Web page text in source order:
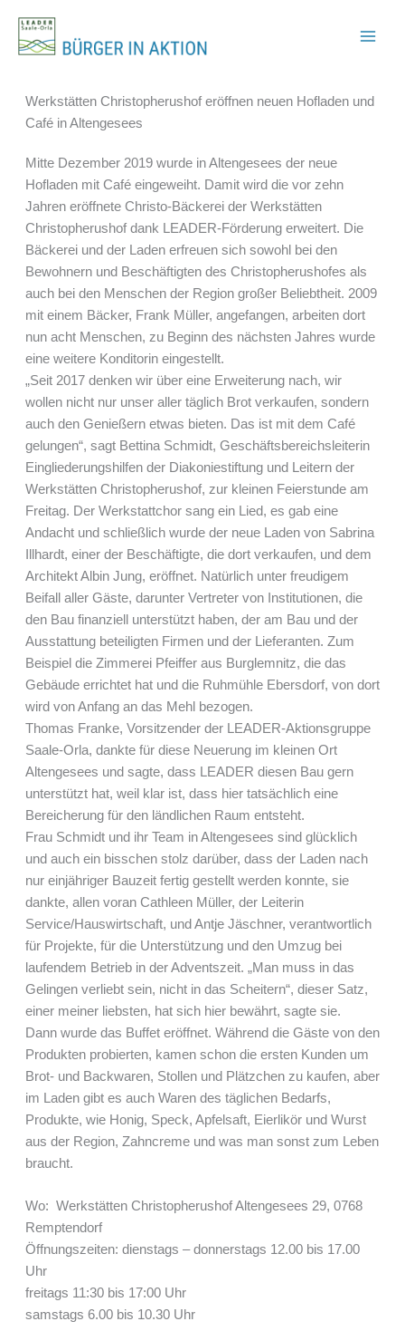
Inhalt
springen
Werkstätten Christopherushof eröffnen neuen Hofladen und
Café in Altengesees
Mitte Dezember 2019 wurde in Altengesees der neue
Hofladen mit Café eingeweiht. Damit wird die vor zehn
Jahren eröffnete Christo-Bäckerei der Werkstätten
Christopherushof dank LEADER-Förderung erweitert. Die
Bäckerei und der Laden erfreuen sich sowohl bei den
Bewohnern und Beschäftigten des Christopherushofes als
auch bei den Menschen der Region großer Beliebtheit. 2009
mit einem Bäcker, Frank Müller, angefangen, arbeiten dort
nun acht Menschen, zu Beginn des nächsten Jahres wurde
eine weitere Konditorin eingestellt.
„Seit 2017 denken wir über eine Erweiterung nach, wir
wollen nicht nur unser aller täglich Brot verkaufen, sondern
auch den Genießern etwas bieten. Das ist mit dem Café
gelungen“, sagt Bettina Schmidt, Geschäftsbereichsleiterin
Eingliederungshilfen der Diakoniestiftung und Leitern der
Werkstätten Christopherushof, zur kleinen Feierstunde am
Freitag. Der Werkstattchor sang ein Lied, es gab eine
Andacht und schließlich wurde der neue Laden von Sabrina
Illhardt, einer der Beschäftigte, die dort verkaufen, und dem
Architekt Albin Jung, eröffnet. Natürlich unter freudigem
Beifall aller Gäste, darunter Vertreter von Institutionen, die
den Bau finanziell unterstützt haben, der am Bau und der
Ausstattung beteiligten Firmen und der Lieferanten. Zum
Beispiel die Zimmerei Pfeiffer aus Burglemnitz, die das
Gebäude errichtet hat und die Ruhmühle Ebersdorf, von dort
wird von Anfang an das Mehl bezogen.
Thomas Franke, Vorsitzender der LEADER-Aktionsgruppe
Saale-Orla, dankte für diese Neuerung im kleinen Ort
Altengesees und sagte, dass LEADER diesen Bau gern
unterstützt hat, weil klar ist, dass hier tatsächlich eine
Bereicherung für den ländlichen Raum entsteht.
Frau Schmidt und ihr Team in Altengesees sind glücklich
und auch ein bisschen stolz darüber, dass der Laden nach
nur einjähriger Bauzeit fertig gestellt werden konnte, sie
dankte, allen voran Cathleen Müller, der Leiterin
Service/Hauswirtschaft, und Antje Jäschner, verantwortlich
für Projekte, für die Unterstützung und den Umzug bei
laufendem Betrieb in der Adventszeit. „Man muss in das
Gelingen verliebt sein, nicht in das Scheitern“, dieser Satz,
einer meiner liebsten, hat sich hier bewährt, sagte sie.
Dann wurde das Buffet eröffnet. Während die Gäste von den
Produkten probierten, kamen schon die ersten Kunden um
Brot- und Backwaren, Stollen und Plätzchen zu kaufen, aber
im Laden gibt es auch Waren des täglichen Bedarfs,
Produkte, wie Honig, Speck, Apfelsaft, Eierlikör und Wurst
aus der Region, Zahncreme und was man sonst zum Leben
braucht.
Wo: Werkstätten Christopherushof Altengesees 29, 0768
Remptendorf
Öffnungszeiten: dienstags – donnerstags 12.00 bis 17.00
Uhr
freitags 11:30 bis 17:00 Uhr
samstags 6.00 bis 10.30 Uhr